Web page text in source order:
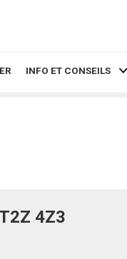
INFO ET CONSEILS
4Z3